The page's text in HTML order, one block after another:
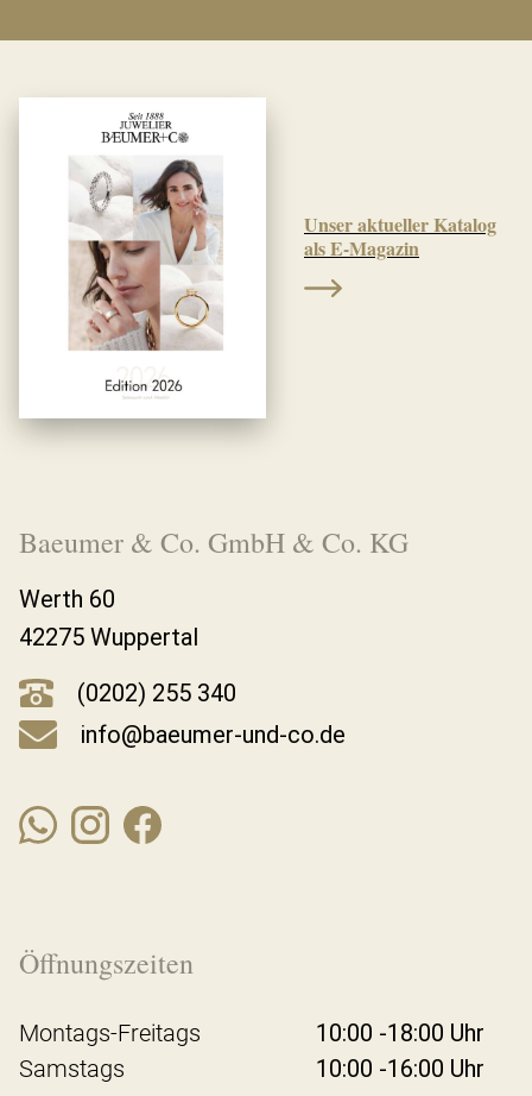
Unser aktueller Katalog
als E-Magazin
Baeumer & Co. GmbH & Co. KG
Werth 60
42275 Wuppertal
(0202) 255 340
info@baeumer-und-co.de
Öffnungszeiten
Montags-Freitags
10:00 -18:00 Uhr
Samstags
10:00 -16:00 Uhr